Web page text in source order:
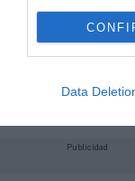
Data
Puma
Publicidad